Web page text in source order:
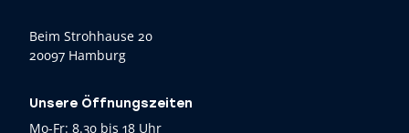
Beim Strohhause 20
20097 Hamburg
Unsere Öffnungszeiten
Mo-Fr: 8.30 bis 18 Uhr